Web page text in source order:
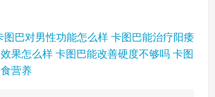
图巴对男性功能怎么样 卡图巴能治疗阳痿
果怎么样 卡图巴能改善硬度不够吗 卡图
营养